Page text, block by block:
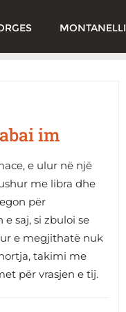
MONTANELLI
im
e ulur në një
me libra dhe
për
saj, si zbuloi se
e megjithatë nuk
takimi me
për vrasjen e tij.